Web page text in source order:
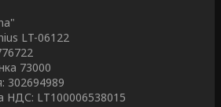
LT-06122
73000
302694989
НДС: LT100006538015